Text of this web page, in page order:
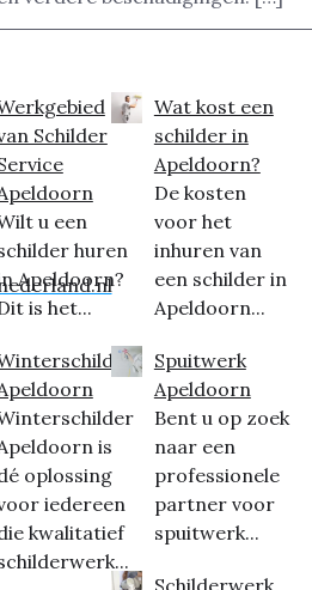
Schilder
u een
huren
Apeldoorn?
is het...
is
oplossing
iedereen
kwalitatief
Wat kost een
schilder in
Apeldoorn?
De kosten
voor het
inhuren van
een schilder in
Apeldoorn...
Spuitwerk
Apeldoorn
Bent u op zoek
naar een
professionele
partner voor
spuitwerk...
Schilderwerk